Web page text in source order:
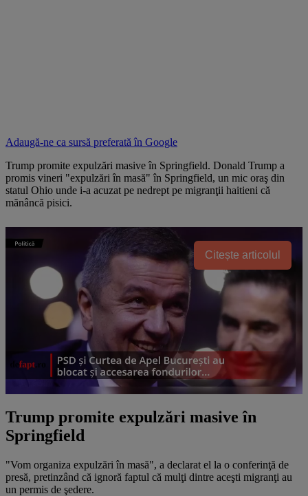
Adaugă-ne ca sursă preferată în Google
Trump promite expulzări masive în Springfield. Donald Trump a
promis vineri "expulzări în masă" în Springfield, un mic oraş din
statul Ohio unde i-a acuzat pe nedrept pe migranţii haitieni că
mănâncă pisici.
Citește articolul
Trump promite expulzări masive în
Springfield
"Vom organiza expulzări în masă", a declarat el la o conferinţă de
presă, pretinzând că ignoră faptul că mulţi dintre aceşti migranţi au
un permis de şedere.